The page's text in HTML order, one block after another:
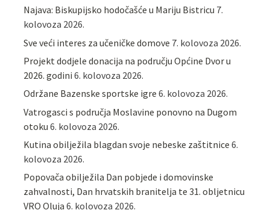
Najava: Biskupijsko hodočašće u Mariju Bistricu 7.
kolovoza 2026.
Sve veći interes za učeničke domove 7. kolovoza 2026.
Projekt dodjele donacija na području Općine Dvor u
2026. godini 6. kolovoza 2026.
Održane Bazenske sportske igre 6. kolovoza 2026.
Vatrogasci s područja Moslavine ponovno na Dugom
otoku 6. kolovoza 2026.
Kutina obilježila blagdan svoje nebeske zaštitnice 6.
kolovoza 2026.
Popovača obilježila Dan pobjede i domovinske
zahvalnosti, Dan hrvatskih branitelja te 31. obljetnicu
VRO Oluja 6. kolovoza 2026.